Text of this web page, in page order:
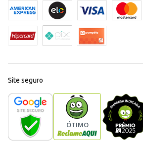
Site seguro